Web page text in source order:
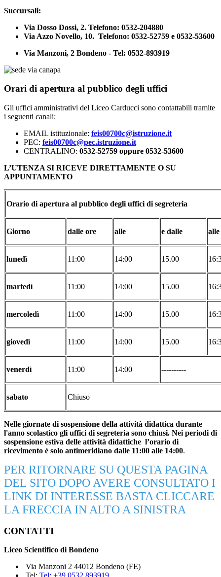
Succursali:
Via Dosso Dossi, 2. Telefono: 0532-204880
Via Azzo Novello, 10. Telefono: 0532-52759 e 0532-53600
Via Manzoni, 2 Bondeno - Tel: 0532-893919
Orari di apertura al pubblico degli uffici
Gli uffici amministrativi del Liceo Carducci sono contattabili tramite
i seguenti canali:
EMAIL istituzionale: feis00700c@istruzione.it
PEC: feis00700c@pec.istruzione.it
CENTRALINO: 0532-52759 oppure 0532-53600
L’UTENZA SI RICEVE DIRETTAMENTE O SU
APPUNTAMENTO
Orario di apertura al pubblico degli uffici di segreteria
Giorno dalle ore alle e dalle alle
lunedì 11:00 14:00 15.00
martedì 11:00 14:00 15.00
mercoledì 11:00 14:00 15.00
giovedì 11:00 14:00 15.00
venerdì 11:00 14:00 ----------
sabato Chiuso
Nelle giornate di sospensione della attività didattica durante
l'anno scolastico gli uffici di segreteria sono chiusi. Nei periodi di
sospensione estiva delle attività didattiche l’orario di
ricevimento è solo antimeridiano dalle 11:00 alle 14:00.
PER RITORNARE SU QUESTA PAGINA
DEL SITO DOPO AVERE CONSULTATO I
LINK DI INTERESSE BASTA CLICCARE
LA FRECCIA IN ALTO A SINISTRA
CONTATTI
Liceo Scientifico di Bondeno
Via Manzoni 2 44012 Bondeno (FE)